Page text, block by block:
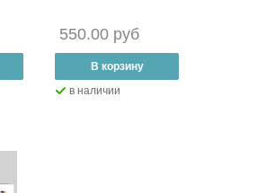
550.00 руб
+
В корзину
в наличии